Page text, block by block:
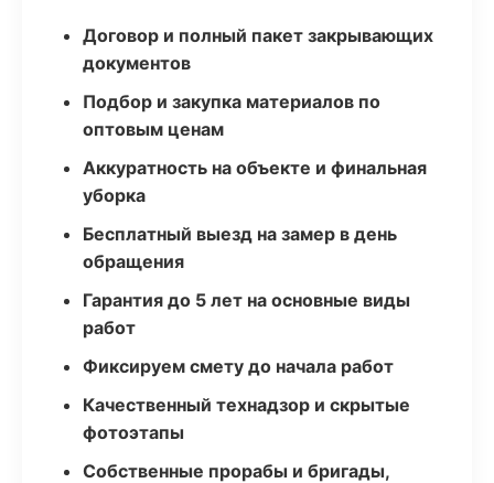
Договор и полный пакет закрывающих
документов
Подбор и закупка материалов по
оптовым ценам
Аккуратность на объекте и финальная
уборка
Бесплатный выезд на замер в день
обращения
Гарантия до 5 лет на основные виды
работ
Фиксируем смету до начала работ
Качественный технадзор и скрытые
фотоэтапы
Собственные прорабы и бригады,